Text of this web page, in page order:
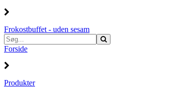
Frokostbuffet - uden sesam
Forside
Produkter